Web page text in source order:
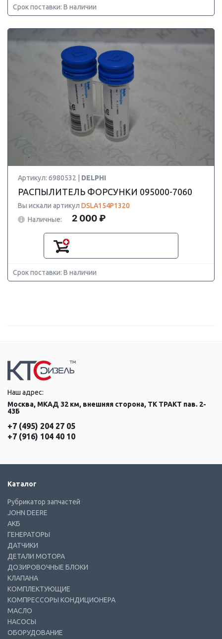
Срок поставки: В наличии
Артикул: 6980532 | DELPHI
РАСПЫЛИТЕЛЬ ФОРСУНКИ 095000-7060
Вы искали артикул DSLA154P1320
Наличные:
2 000 ₽
Срок поставки: В наличии
Наш адрес:
Москва, МКАД 32 км, внешняя сторона, ТК ТРАКТ пав. 2-
43Б
+7 (495) 204 27 05
+7 (916) 104 40 10
Каталог
Рубрикатор запчастей
JOHN DEERE
АКБ
ГЕНЕРАТОРЫ
ДАТЧИКИ
ДЕТАЛИ МОТОРА
ДОЗИРОВОЧНЫЕ БЛОКИ
КЛАПАНА
КОМПЛЕКТУЮЩИЕ
КОМПРЕССОРЫ КОНДИЦИОНЕРА
МАСЛО
НАСОСЫ
ОБОРУДОВАНИЕ